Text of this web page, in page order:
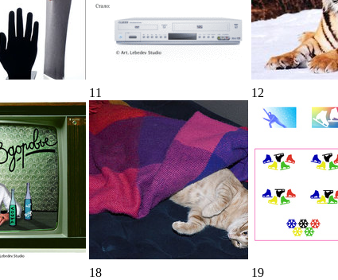
11 12
18 19